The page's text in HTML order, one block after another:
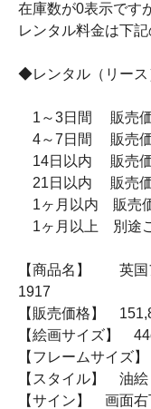
在庫数が0表示です
レンタル料金は下記
◆レンタル（リース
1～3日間 販売価
4～7日間 販売価
14日以内 販売価
21日以内 販売価
1ヶ月以内 販売
1ヶ月以上 別途
【商品名】 英国
1917
【販売価格】
【絵画サイズ】
【フレームサイズ
【スタイル】 油絵
【サイン】 画面右